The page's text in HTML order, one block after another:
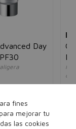
Day
100,95€
de
fines
mejorar tu
las cookies